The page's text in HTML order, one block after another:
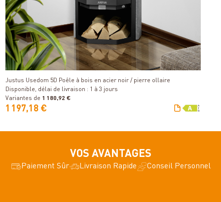
Détails
Justus Usedom 5D Poêle à bois en acier noir / pierre ollaire
Disponible, délai de livraison : 1 à 3 jours
Variantes de 1 180,92 €
1 197,18 €
VOS AVANTAGES
Paiement Sûr Livraison Rapide Conseil Personnel